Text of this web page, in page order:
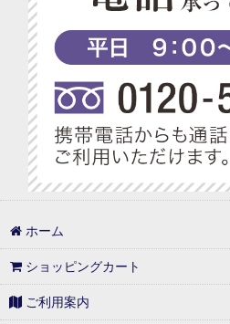
ベジターレ コーディアル特集
ベジターレ 幸せの缶ケーキ
ベジターレ アレンジレシピ特集
プチギフト特集
べジターレ ノンアルコールスパーク
1,000円以内
1,000円台の可愛いギフト
1,001円〜3,000円
ホーム
ショッピングカート
ご利用案内